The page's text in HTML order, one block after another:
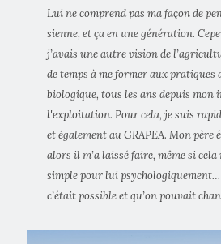
Lui ne comprend pas ma façon de
sienne, et ça en une génération.
j’avais une autre vision de
de temps à me former aux
biologique, tous les ans depuis
l'exploitation. Pour cela, je suis
et également au GRAPEA. Mon
alors il m’a laissé faire, même si
simple pour lui
c’était possible et qu’on pouvait